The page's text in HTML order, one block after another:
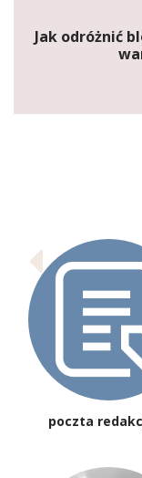
Jak odróżnić
poczta